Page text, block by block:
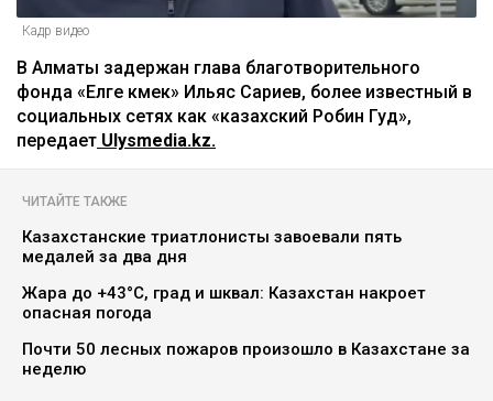
Кадр видео
В Алматы задержан глава благотворительного
фонда «Елге көмек» Ильяс Сариев, более известный в
социальных сетях как «казахский Робин Гуд»,
передает Ulysmedia.kz.
ЧИТАЙТЕ ТАКЖЕ
Казахстанские триатлонисты завоевали пять
медалей за два дня
Жара до +43°C, град и шквал: Казахстан накроет
опасная погода
Почти 50 лесных пожаров произошло в Казахстане за
неделю